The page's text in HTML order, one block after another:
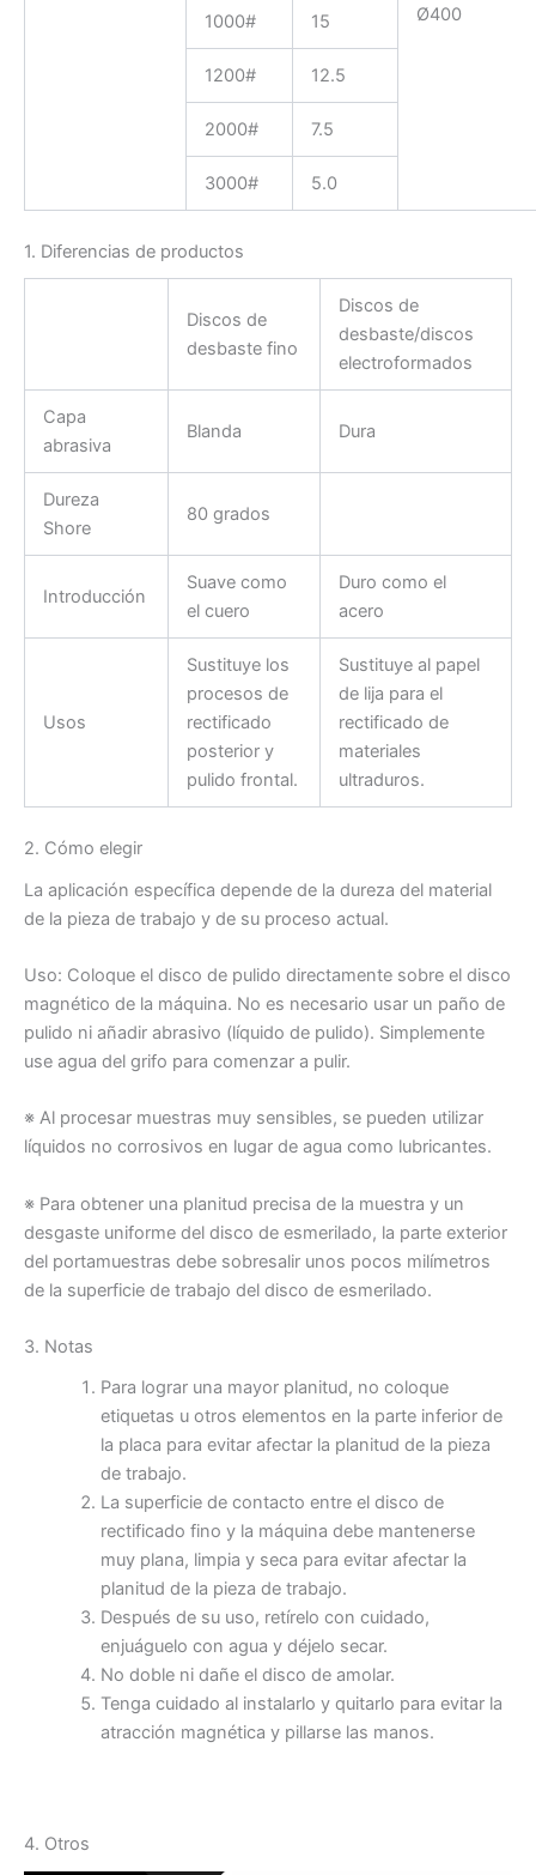
Ø400
1000# 15
1200# 12.5
2000# 7.5
3000# 5.0
1. Diferencias de productos
Discos de
desbaste fino
Discos de
desbaste/discos
electroformados
Capa
abrasiva
Blanda Dura
Dureza
Shore
80 grados
Introducción
Suave como
el cuero
Duro como el
acero
Usos
Sustituye los
procesos de
rectificado
posterior y
pulido frontal.
Sustituye al papel
de lija para el
rectificado de
materiales
ultraduros.
2. Cómo elegir
La aplicación específica depende de la dureza del material
de la pieza de trabajo y de su proceso actual.
Uso: Coloque el disco de pulido directamente sobre el disco
magnético de la máquina. No es necesario usar un paño de
pulido ni añadir abrasivo (líquido de pulido). Simplemente
use agua del grifo para comenzar a pulir.
※ Al procesar muestras muy sensibles, se pueden utilizar
líquidos no corrosivos en lugar de agua como lubricantes.
※ Para obtener una planitud precisa de la muestra y un
desgaste uniforme del disco de esmerilado, la parte exterior
del portamuestras debe sobresalir unos pocos milímetros
de la superficie de trabajo del disco de esmerilado.
3. Notas
Para lograr una mayor planitud, no coloque
etiquetas u otros elementos en la parte inferior de
la placa para evitar afectar la planitud de la pieza
de trabajo.
La superficie de contacto entre el disco de
rectificado fino y la máquina debe mantenerse
muy plana, limpia y seca para evitar afectar la
planitud de la pieza de trabajo.
Después de su uso, retírelo con cuidado,
enjuáguelo con agua y déjelo secar.
No doble ni dañe el disco de amolar.
Tenga cuidado al instalarlo y quitarlo para evitar la
atracción magnética y pillarse las manos.
4. Otros